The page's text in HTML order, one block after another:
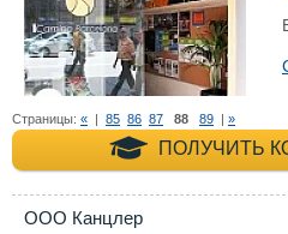
Страницы: « | 85 86 87 88 89 | »
ПОЛУЧИТЬ
ООО Канцлер